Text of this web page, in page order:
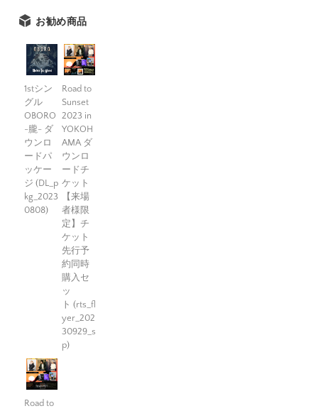
お勧め商品
1stシン
グル
OBORO
-朧- ダ
ウンロ
ードパ
ッケー
ジ (DL_p
kg_2023
0808)
Road to
Sunset
2023 in
YOKOH
AMA ダ
ウンロ
ードチ
ケット
【来場
者様限
定】チ
ケット
先行予
約同時
購入セ
ッ
ト (rts_fl
yer_202
30929_s
p)
Road to